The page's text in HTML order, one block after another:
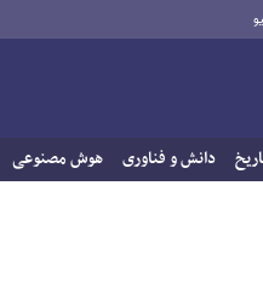
دانش و فناوری هوش مصنوعی